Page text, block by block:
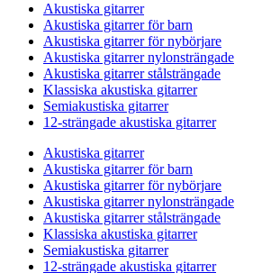
Akustiska gitarrer
Akustiska gitarrer för barn
Akustiska gitarrer för nybörjare
Akustiska gitarrer nylonsträngade
Akustiska gitarrer stålsträngade
Klassiska akustiska gitarrer
Semiakustiska gitarrer
12-strängade akustiska gitarrer
Akustiska gitarrer
Akustiska gitarrer för barn
Akustiska gitarrer för nybörjare
Akustiska gitarrer nylonsträngade
Akustiska gitarrer stålsträngade
Klassiska akustiska gitarrer
Semiakustiska gitarrer
12-strängade akustiska gitarrer